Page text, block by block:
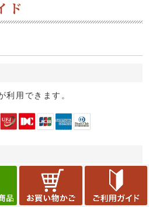
利用できます。
ト運輸のドライバーに商品代金